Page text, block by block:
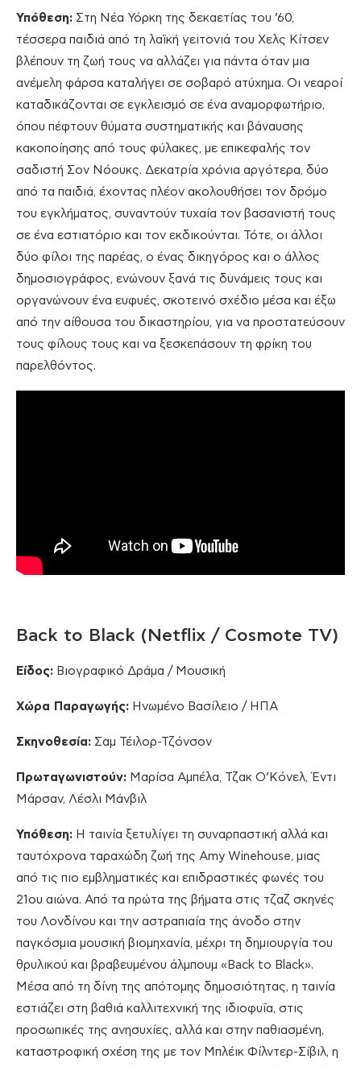
Υπόθεση: Στη Νέα Υόρκη της δεκαετίας του ’60,
τέσσερα παιδιά από τη λαϊκή γειτονιά του Χελς Κίτσεν
βλέπουν τη ζωή τους να αλλάζει για πάντα όταν μια
ανέμελη φάρσα καταλήγει σε σοβαρό ατύχημα. Οι νεαροί
καταδικάζονται σε εγκλεισμό σε ένα αναμορφωτήριο,
όπου πέφτουν θύματα συστηματικής και βάναυσης
κακοποίησης από τους φύλακες, με επικεφαλής τον
σαδιστή Σον Νόουκς. Δεκατρία χρόνια αργότερα, δύο
από τα παιδιά, έχοντας πλέον ακολουθήσει τον δρόμο
του εγκλήματος, συναντούν τυχαία τον βασανιστή τους
σε ένα εστιατόριο και τον εκδικούνται. Τότε, οι άλλοι
δύο φίλοι της παρέας, ο ένας δικηγόρος και ο άλλος
δημοσιογράφος, ενώνουν ξανά τις δυνάμεις τους και
οργανώνουν ένα ευφυές, σκοτεινό σχέδιο μέσα και έξω
από την αίθουσα του δικαστηρίου, για να προστατεύσουν
τους φίλους τους και να ξεσκεπάσουν τη φρίκη του
παρελθόντος.
Back to Black (Netflix / Cosmote TV)
Είδος: Βιογραφικό Δράμα / Μουσική
Χώρα Παραγωγής: Ηνωμένο Βασίλειο / ΗΠΑ
Σκηνοθεσία: Σαμ Τέιλορ-Τζόνσον
Πρωταγωνιστούν: Μαρίσα Αμπέλα, Τζακ Ο’Κόνελ, Έντι
Μάρσαν, Λέσλι Μάνβιλ
Υπόθεση: Η ταινία ξετυλίγει τη συναρπαστική αλλά και
ταυτόχρονα ταραχώδη ζωή της Amy Winehouse, μιας
από τις πιο εμβληματικές και επιδραστικές φωνές του
21ου αιώνα. Από τα πρώτα της βήματα στις τζαζ σκηνές
του Λονδίνου και την αστραπιαία της άνοδο στην
παγκόσμια μουσική βιομηχανία, μέχρι τη δημιουργία του
θρυλικού και βραβευμένου άλμπουμ «Back to Black».
Μέσα από τη δίνη της απότομης δημοσιότητας, η ταινία
εστιάζει στη βαθιά καλλιτεχνική της ιδιοφυΐα, στις
προσωπικές της ανησυχίες, αλλά και στην παθιασμένη,
καταστροφική σχέση της με τον Μπλέικ Φίλντερ-Σίβιλ, η